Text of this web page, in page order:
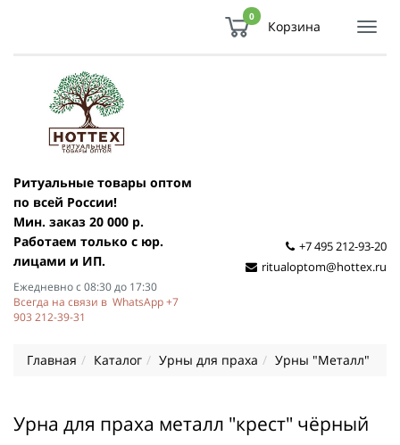
0
Корзина
Ритуальные товары оптом
по всей России!
Мин. заказ 20 000 р.
Работаем только с юр.
лицами и ИП.
Ежедневно с 08:30 до 17:30
Всегда на связи в WhatsApp +7
903 212-39-31
+7 495 212-93-20
ritualoptom@hottex.ru
Главная Каталог Урны для праха Урны "Металл"
Урна для праха металл "крест" чёрный